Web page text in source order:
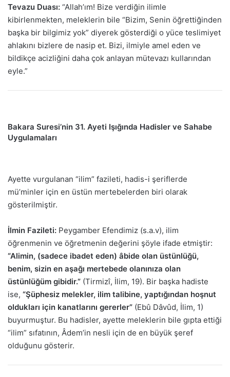
Tevazu Duası: “Allah’ım! Bize verdiğin ilimle
kibirlenmekten, meleklerin bile “Bizim, Senin öğrettiğinden
başka bir bilgimiz yok” diyerek gösterdiği o yüce teslimiyet
ahlakını bizlere de nasip et. Bizi, ilmiyle amel eden ve
bildikçe acizliğini daha çok anlayan mütevazı kullarından
eyle.”
Bakara Suresi’nin 31. Ayeti Işığında Hadisler ve Sahabe
Uygulamaları
Ayette vurgulanan “ilim” fazileti, hadis-i şeriflerde
mü’minler için en üstün mertebelerden biri olarak
gösterilmiştir.
İlmin Fazileti: Peygamber Efendimiz (s.a.v), ilim
öğrenmenin ve öğretmenin değerini şöyle ifade etmiştir:
“Alimin, (sadece ibadet eden) âbide olan üstünlüğü,
benim, sizin en aşağı mertebede olanınıza olan
üstünlüğüm gibidir.” (Tirmizî, İlim, 19). Bir başka hadiste
ise, “Şüphesiz melekler, ilim talibine, yaptığından hoşnut
oldukları için kanatlarını gererler” (Ebû Dâvûd, İlim, 1)
buyurmuştur. Bu hadisler, ayette meleklerin bile gıpta ettiği
“ilim” sıfatının, Âdem’in nesli için de en büyük şeref
olduğunu gösterir.